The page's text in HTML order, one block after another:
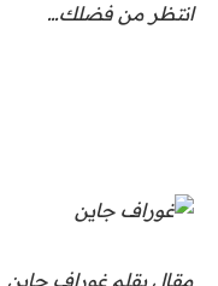
انتظر من فضلك…
مقال بقلم غوراف جاين